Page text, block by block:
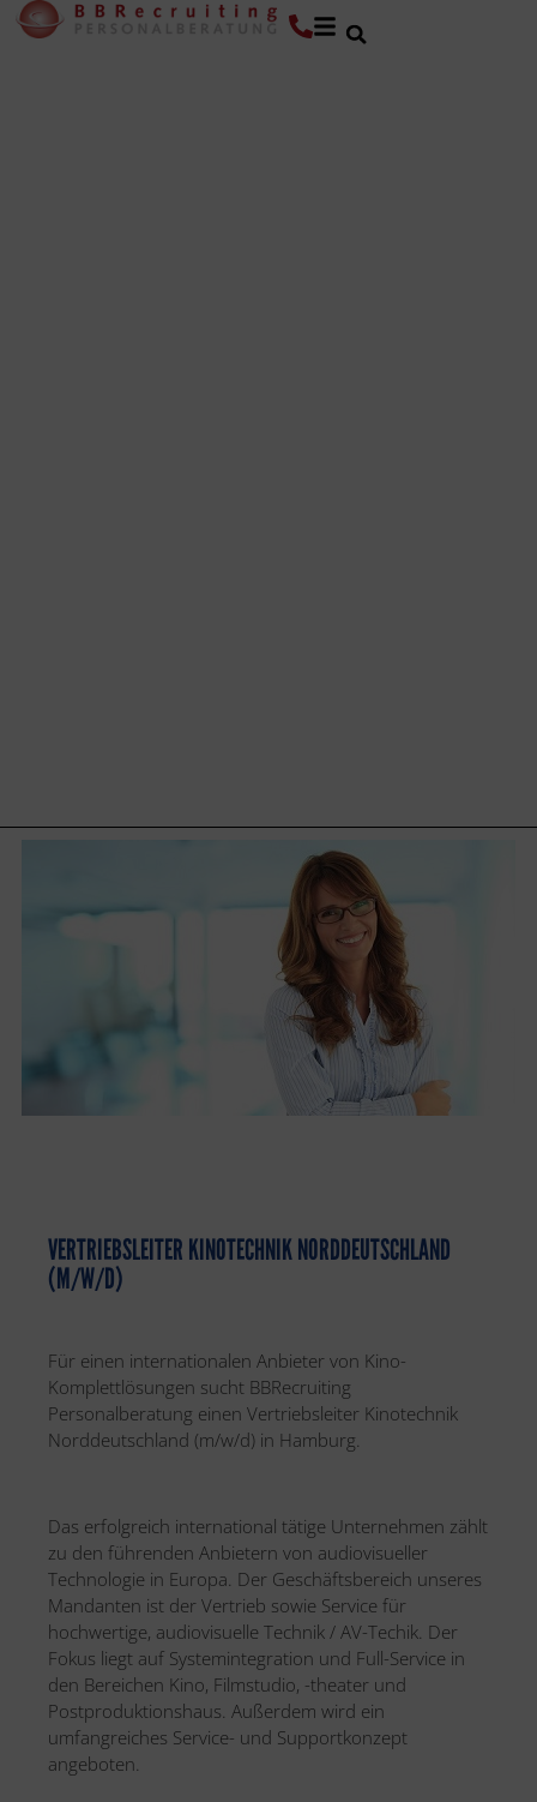
VERTRIEBSLEITER KINOTECHNIK NORDDEUTSCHLAND
(M/W/D)
Für einen internationalen Anbieter von Kino-
Komplettlösungen sucht BBRecruiting
Personalberatung einen Vertriebsleiter Kinotechnik
Norddeutschland (m/w/d) in Hamburg.
Das erfolgreich international tätige Unternehmen zählt
zu den führenden Anbietern von audiovisueller
Technologie in Europa. Der Geschäftsbereich unseres
Mandanten ist der Vertrieb sowie Service für
hochwertige, audiovisuelle Technik / AV-Techik. Der
Fokus liegt auf Systemintegration und Full-Service in
den Bereichen Kino, Filmstudio, -theater und
Postproduktionshaus. Außerdem wird ein
umfangreiches Service- und Supportkonzept
angeboten.